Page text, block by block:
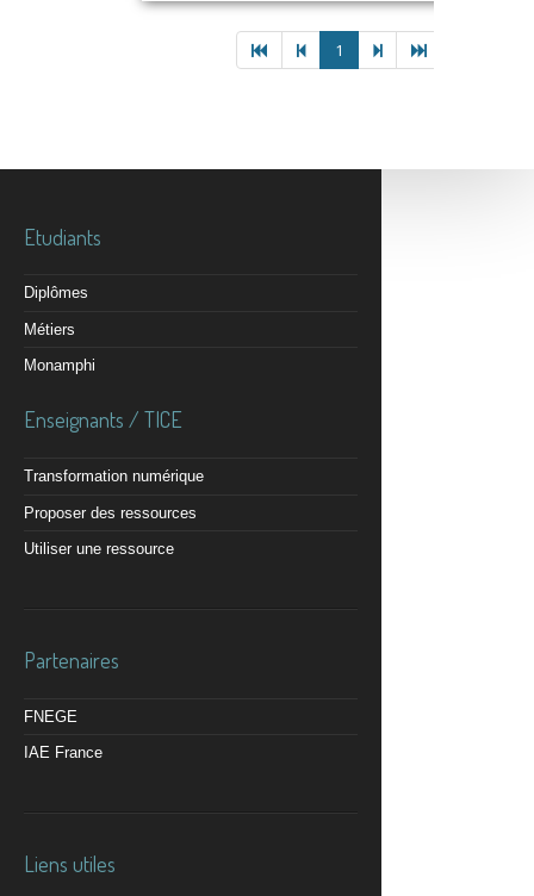
1
Etudiants
Diplômes
Métiers
Monamphi
Enseignants / TICE
Transformation numérique
Proposer des ressources
Utiliser une ressource
Partenaires
FNEGE
IAE France
Liens utiles